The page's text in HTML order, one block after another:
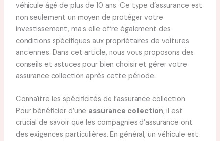
véhicule âgé de plus de 10 ans. Ce type d’assurance est
non seulement un moyen de protéger votre
investissement, mais elle offre également des
conditions spécifiques aux propriétaires de voitures
anciennes. Dans cet article, nous vous proposons des
conseils et astuces pour bien choisir et gérer votre
assurance collection après cette période.
Connaître les spécificités de l’assurance collection
Pour bénéficier d’une assurance collection, il est
crucial de savoir que les compagnies d’assurance ont
des exigences particulières. En général, un véhicule est